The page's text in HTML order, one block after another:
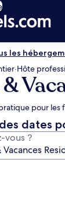
les
·Hôte
pour les
dates
vous ?